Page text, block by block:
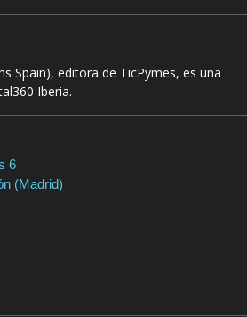
Spain), editora de TicPymes, es una
Iberia.
6
(Madrid)